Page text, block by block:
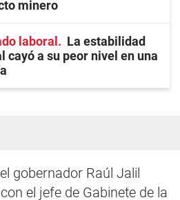
minero
laboral
La estabilidad
cayó a su peor nivel en una
gobernador Raúl Jalil
el jefe de Gabinete de la